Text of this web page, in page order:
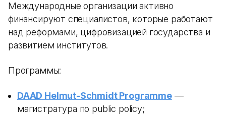
Международные организации активно
финансируют специалистов, которые работают
над реформами, цифровизацией государства и
развитием институтов.
Программы:
DAAD Helmut-Schmidt Programme—
магистратура по public policy;